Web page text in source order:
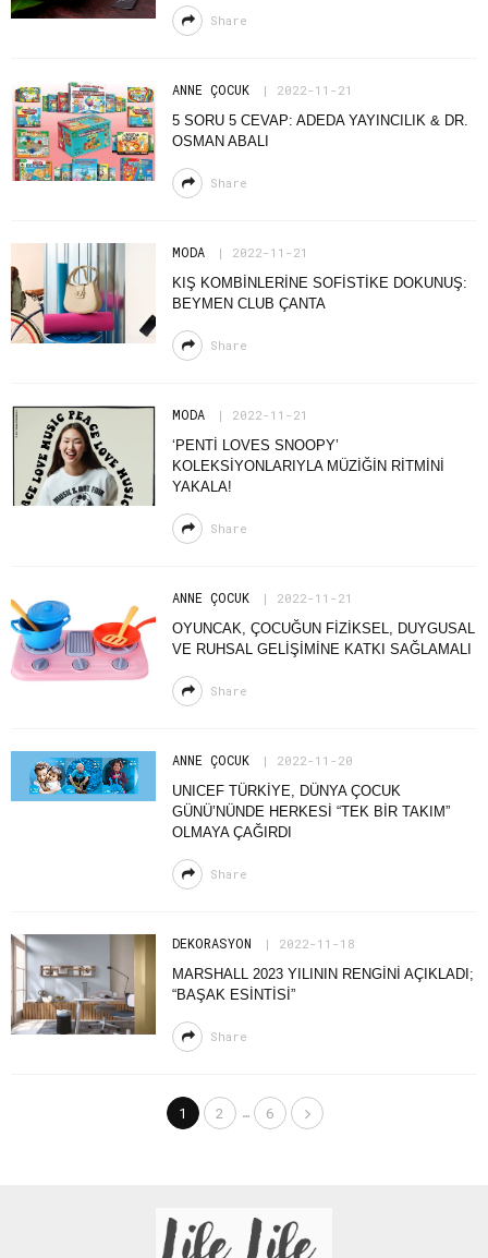
Share
ANNE ÇOCUK
2022-11-21
5 SORU 5 CEVAP: ADEDA YAYINCILIK & DR.
OSMAN ABALI
Share
MODA
2022-11-21
KIŞ KOMBİNLERİNE SOFİSTİKE DOKUNUŞ:
BEYMEN CLUB ÇANTA
Share
MODA
2022-11-21
‘PENTİ LOVES SNOOPY’
KOLEKSİYONLARIYLA MÜZİĞİN RİTMİNİ
YAKALA!
Share
ANNE ÇOCUK
2022-11-21
OYUNCAK, ÇOCUĞUN FIZIKSEL, DUYGUSAL
VE RUHSAL GELIŞIMINE KATKI SAĞLAMALI
Share
ANNE ÇOCUK
2022-11-20
UNICEF TÜRKIYE, DÜNYA ÇOCUK
GÜNÜ’NÜNDE HERKESI “TEK BIR TAKIM”
OLMAYA ÇAĞIRDI
Share
DEKORASYON
2022-11-18
MARSHALL 2023 YILININ RENGINI AÇIKLADI;
“BAŞAK ESINTISI”
Share
1 2 … 6